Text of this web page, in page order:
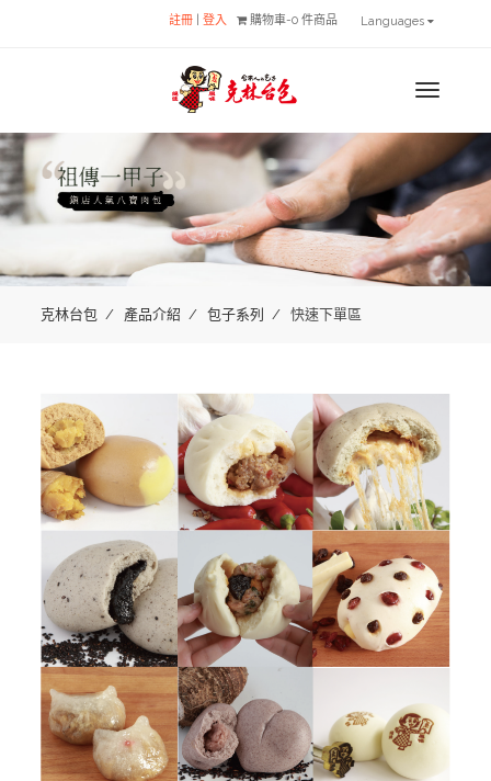
註冊 登入 購物車-0 件商品 Languages
MENU
克林台包 產品介紹 包子系列 快速下單區